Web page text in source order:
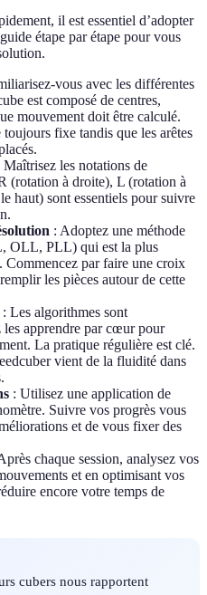
il est essentiel d’adopter
étape par étape pour vous
vous avec les différentes
est composé de centres,
mouvement doit être calculé.
fixe tandis que les arêtes
Maîtrisez les notations de
(rotation à droite), L (rotation à
haut) sont essentiels pour suivre
: Adoptez une méthode
OLL, PLL) qui est la plus
Commencez par faire une croix
les pièces autour de cette
: Les algorithmes sont
les apprendre par cœur pour
La pratique régulière est clé.
vient de la fluidité dans
: Utilisez une application de
Suivre vos progrès vous
et de vous fixer des
chaque session, analysez vos
et en optimisant vos
encore votre temps de
cubers nous rapportent